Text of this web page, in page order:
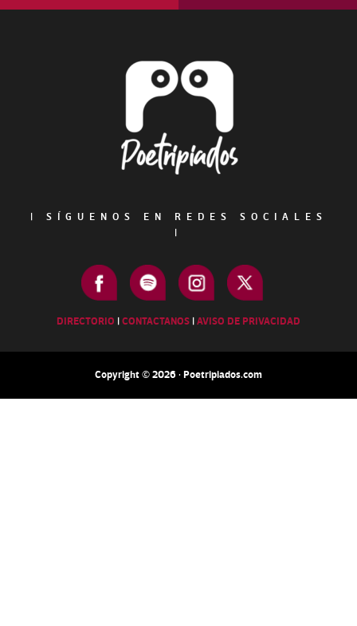
|
SÍGUENOS EN REDES SOCIALES
|
DIRECTORIO |CONTACTANOS |AVISO DE PRIVACIDAD
Copyright © 2026 · Poetripiados.com